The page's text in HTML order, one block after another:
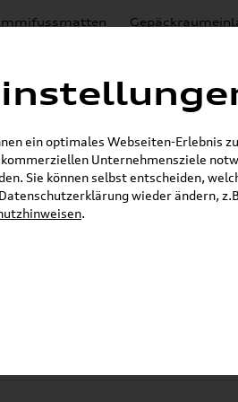
Lackierungen
E-Mail
Grundträger Satz
Kasten/
ein optimales Webseiten-Erlebnis
Unternehmensziele
Sie können selbst entscheiden,
wieder ändern,
.